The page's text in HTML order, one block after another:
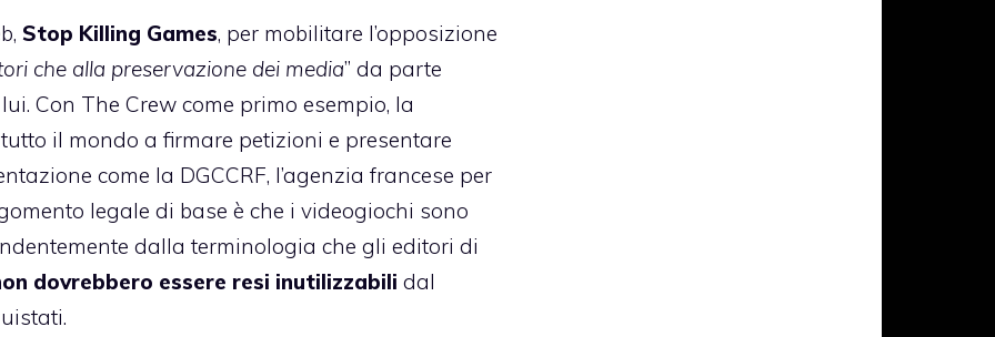
Stop Killing Games, per mobilitare l’opposizione
che alla preservazione dei media” da parte
Con The Crew come primo esempio, la
il mondo a firmare petizioni e presentare
come la DGCCRF, l’agenzia francese per
legale di base è che i videogiochi sono
dalla terminologia che gli editori di
dovrebbero essere resi inutilizzabili dal